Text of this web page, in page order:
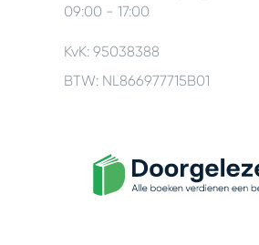
09:00 - 17:00
KvK: 95038388
BTW: NL866977715B01